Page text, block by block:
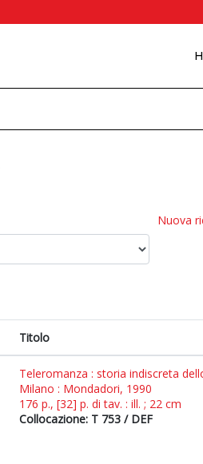
Nuova
Titolo
Teleromanza : storia indiscreta
Milano : Mondadori, 1990
176 p., [32] p. di tav. : ill. ; 22 cm
Collocazione: T 753 / DEF